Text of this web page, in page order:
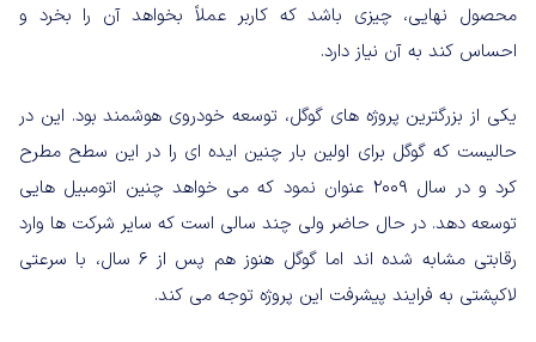
محصول نهایی، چیزی باشد که کاربر عملاً بخواهد آن را بخرد و
احساس کند به آن نیاز دارد.
یکی از بزرگترین پروژه های گوگل، توسعه خودروی هوشمند بود. این در
حالیست که گوگل برای اولین بار چنین ایده ای را در این سطح مطرح
کرد و در سال ۲۰۰۹ عنوان نمود که می خواهد چنین اتومبیل هایی
توسعه دهد. در حال حاضر ولی چند سالی است که سایر شرکت ها وارد
رقابتی مشابه شده اند اما گوگل هنوز هم پس از ۶ سال، با سرعتی
لاکپشتی به فرایند پیشرفت این پروژه توجه می کند.